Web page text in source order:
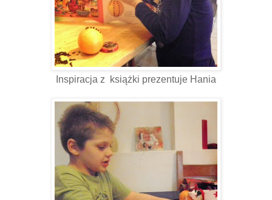
Inspiracja z książki prezentuje Hania